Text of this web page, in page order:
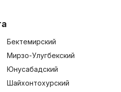
Бектемирский
Мирзо-Улугбекский
Юнусабадский
Шайхонтохурский